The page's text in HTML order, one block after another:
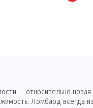
— относительно
Ломбард всегда